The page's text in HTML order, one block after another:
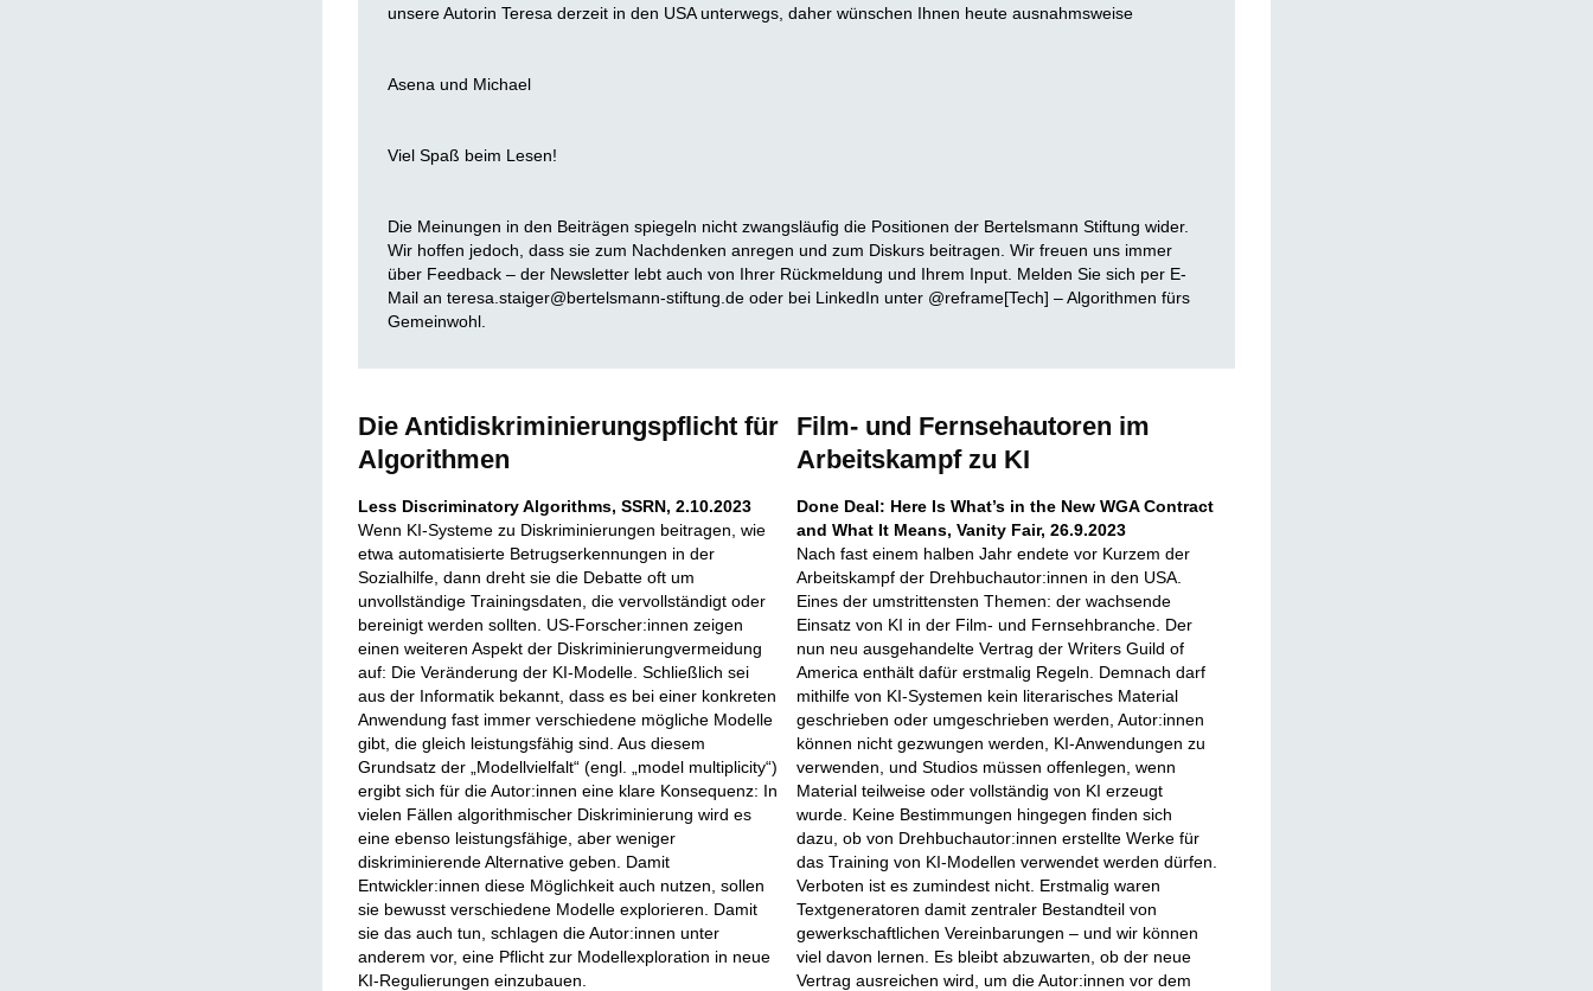
unsere Autorin Teresa derzeit in den USA unterwegs, daher wünschen Ihnen heute ausnahmsweise
Asena und Michael
Viel Spaß beim Lesen!
Die Meinungen in den Beiträgen spiegeln nicht zwangsläufig die Positionen der Bertelsmann Stiftung wider.
Wir hoffen jedoch, dass sie zum Nachdenken anregen und zum Diskurs beitragen. Wir freuen uns immer
über Feedback – der Newsletter lebt auch von Ihrer Rückmeldung und Ihrem Input. Melden Sie sich per E-
Mail an teresa.staiger@bertelsmann-stiftung.de oder bei LinkedIn unter @reframe[Tech] – Algorithmen fürs
Gemeinwohl.
Die Antidiskriminierungspflicht für
Algorithmen
Less Discriminatory Algorithms, SSRN, 2.10.2023
Wenn KI-Systeme zu Diskriminierungen beitragen, wie
etwa automatisierte Betrugserkennungen in der
Sozialhilfe, dann dreht sie die Debatte oft um
unvollständige Trainingsdaten, die vervollständigt oder
bereinigt werden sollten. US-Forscher:innen zeigen
einen weiteren Aspekt der Diskriminierungvermeidung
auf: Die Veränderung der KI-Modelle. Schließlich sei
aus der Informatik bekannt, dass es bei einer konkreten
Anwendung fast immer verschiedene mögliche Modelle
gibt, die gleich leistungsfähig sind. Aus diesem
Grundsatz der „Modellvielfalt“ (engl. „model multiplicity“)
ergibt sich für die Autor:innen eine klare Konsequenz: In
vielen Fällen algorithmischer Diskriminierung wird es
eine ebenso leistungsfähige, aber weniger
diskriminierende Alternative geben. Damit
Entwickler:innen diese Möglichkeit auch nutzen, sollen
sie bewusst verschiedene Modelle explorieren. Damit
sie das auch tun, schlagen die Autor:innen unter
anderem vor, eine Pflicht zur Modellexploration in neue
KI-Regulierungen einzubauen.
Film- und Fernsehautoren im
Arbeitskampf zu KI
Done Deal: Here Is What’s in the New WGA Contract
and What It Means, Vanity Fair, 26.9.2023
Nach fast einem halben Jahr endete vor Kurzem der
Arbeitskampf der Drehbuchautor:innen in den USA.
Eines der umstrittensten Themen: der wachsende
Einsatz von KI in der Film- und Fernsehbranche. Der
nun neu ausgehandelte Vertrag der Writers Guild of
America enthält dafür erstmalig Regeln. Demnach darf
mithilfe von KI-Systemen kein literarisches Material
geschrieben oder umgeschrieben werden, Autor:innen
können nicht gezwungen werden, KI-Anwendungen zu
verwenden, und Studios müssen offenlegen, wenn
Material teilweise oder vollständig von KI erzeugt
wurde. Keine Bestimmungen hingegen finden sich
dazu, ob von Drehbuchautor:innen erstellte Werke für
das Training von KI-Modellen verwendet werden dürfen.
Verboten ist es zumindest nicht. Erstmalig waren
Textgeneratoren damit zentraler Bestandteil von
gewerkschaftlichen Vereinbarungen – und wir können
viel davon lernen. Es bleibt abzuwarten, ob der neue
Vertrag ausreichen wird, um die Autor:innen vor dem